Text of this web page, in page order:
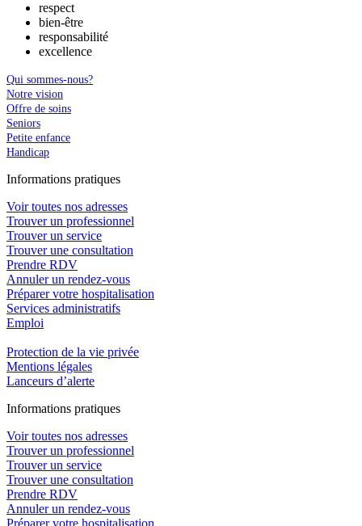
respect
bien-être
responsabilité
excellence
Qui sommes-nous?
Notre vision
Offre de soins
Seniors
Petite enfance
Handicap
Informations pratiques
Voir toutes nos adresses
Trouver un professionnel
Trouver un service
Trouver une consultation
Prendre RDV
Annuler un rendez-vous
Préparer votre hospitalisation
Services administratifs
Emploi​
Protection de la vie privée
Mentions légales
Lanceurs d’alerte
Informations pratiques
Voir toutes nos adresses
Trouver un professionnel
Trouver un service
Trouver une consultation
Prendre RDV
Annuler un rendez-vous
Préparer votre hospitalisation